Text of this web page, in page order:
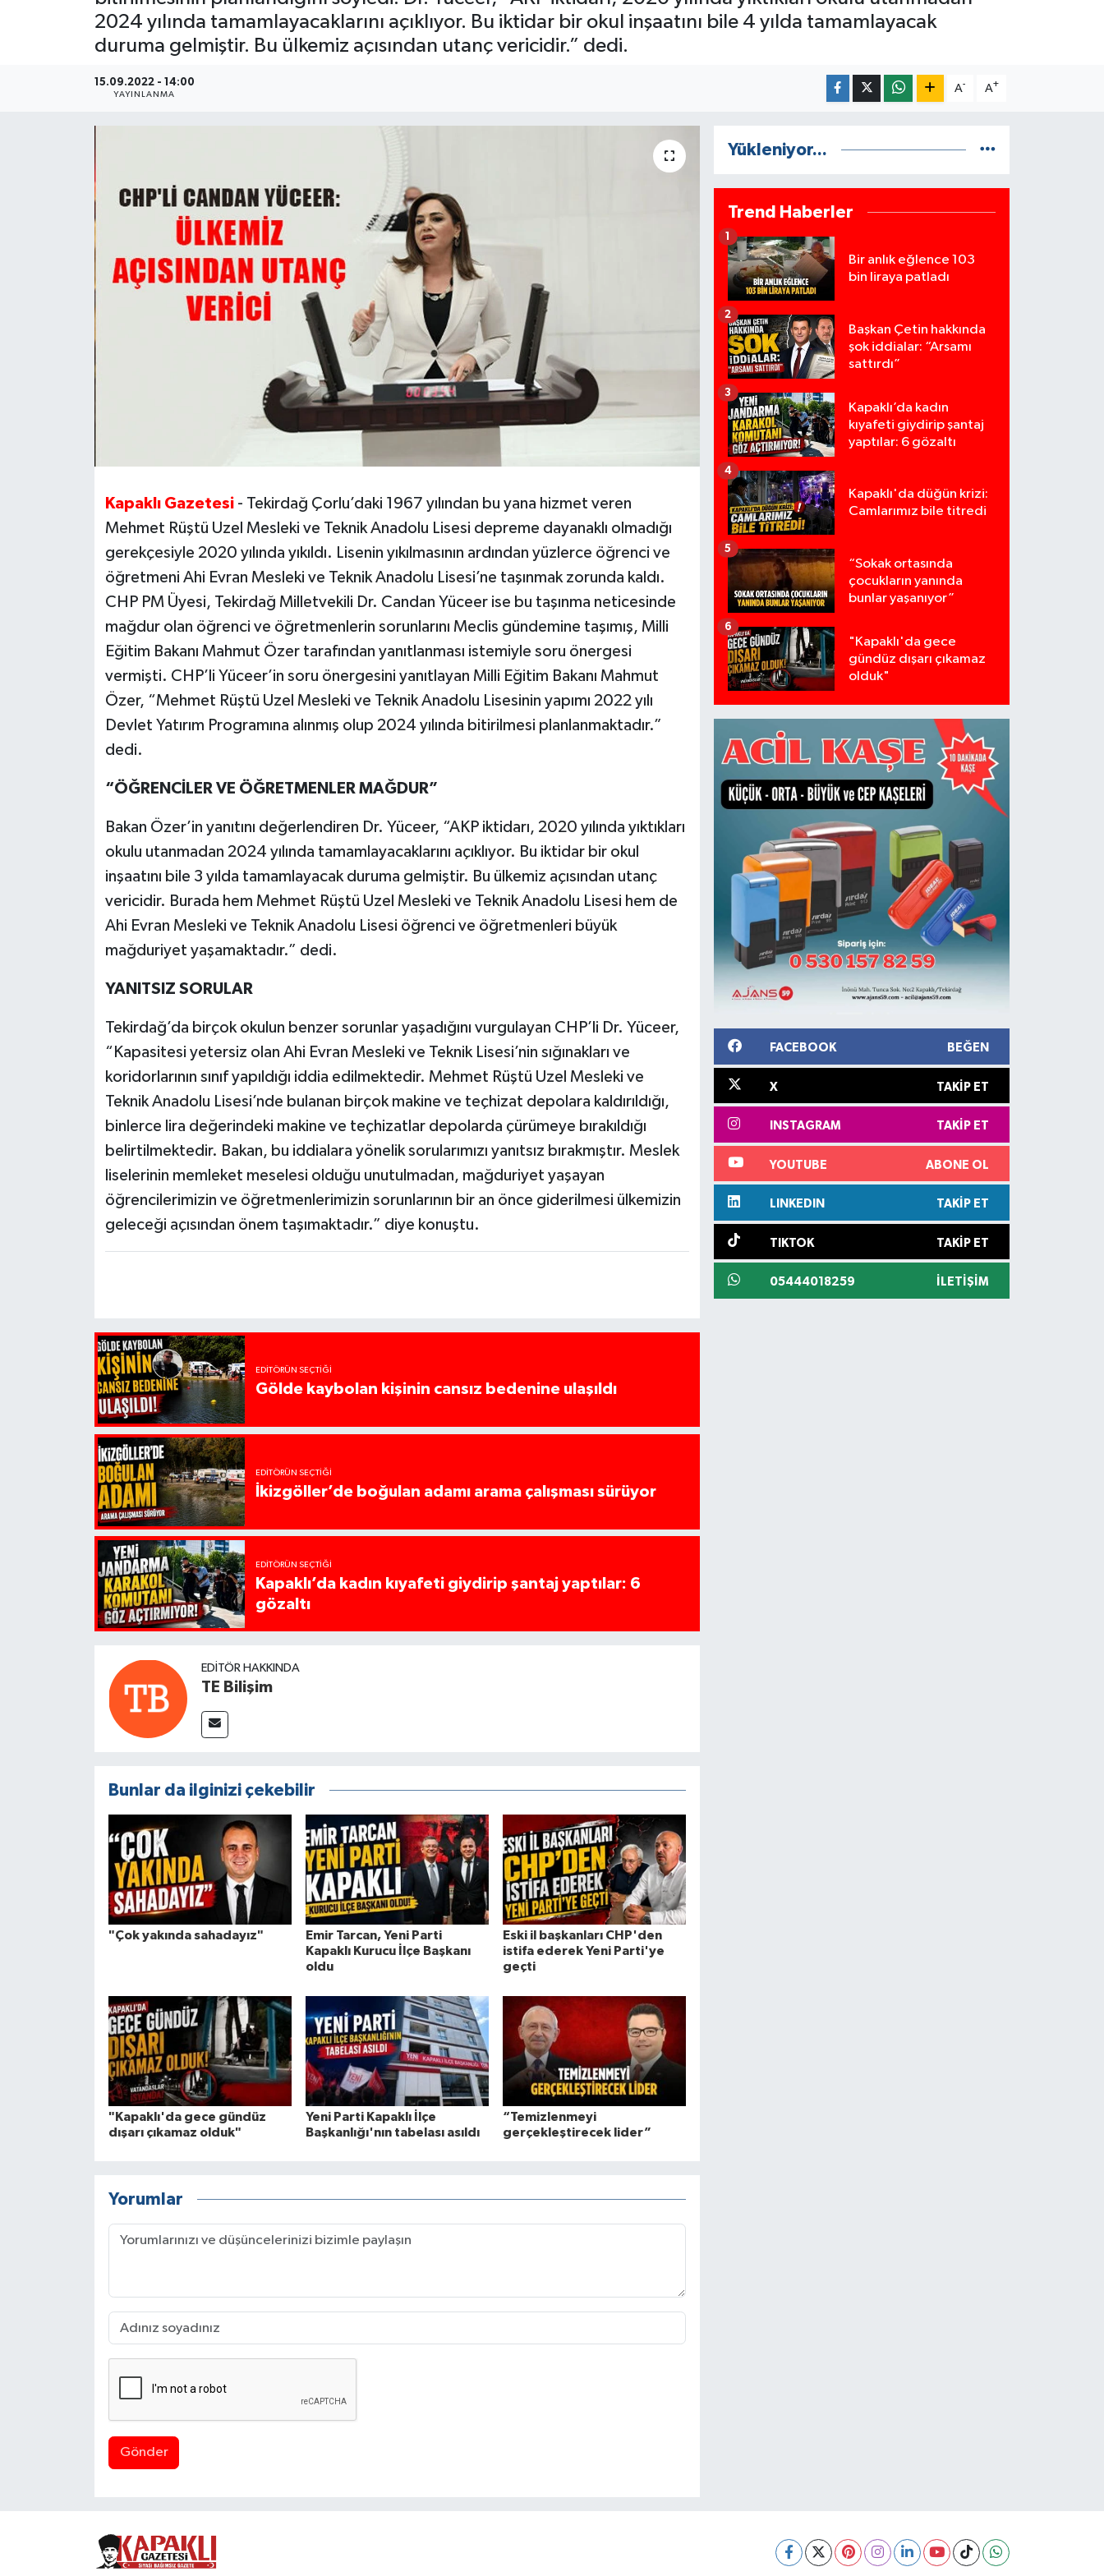
2024 yılında tamamlayacaklarını açıklıyor. Bu iktidar bir okul inşaatını bile 4 yılda tamamlayacak
duruma gelmiştir. Bu ülkemiz açısından utanç vericidir.” dedi.
15.09.2022 - 14:00
YAYINLANMA
A- A+
Kapaklı Gazetesi - Tekirdağ Çorlu’daki 1967 yılından bu yana hizmet veren
Mehmet Rüştü Uzel Mesleki ve Teknik Anadolu Lisesi depreme dayanaklı olmadığı
gerekçesiyle 2020 yılında yıkıldı. Lisenin yıkılmasının ardından yüzlerce öğrenci ve
öğretmeni Ahi Evran Mesleki ve Teknik Anadolu Lisesi’ne taşınmak zorunda kaldı.
CHP PM Üyesi, Tekirdağ Milletvekili Dr. Candan Yüceer ise bu taşınma neticesinde
mağdur olan öğrenci ve öğretmenlerin sorunlarını Meclis gündemine taşımış, Milli
Eğitim Bakanı Mahmut Özer tarafından yanıtlanması istemiyle soru önergesi
vermişti. CHP’li Yüceer’in soru önergesini yanıtlayan Milli Eğitim Bakanı Mahmut
Özer, “Mehmet Rüştü Uzel Mesleki ve Teknik Anadolu Lisesinin yapımı 2022 yılı
Devlet Yatırım Programına alınmış olup 2024 yılında bitirilmesi planlanmaktadır.”
dedi.
“ÖĞRENCİLER VE ÖĞRETMENLER MAĞDUR”
Bakan Özer’in yanıtını değerlendiren Dr. Yüceer, “AKP iktidarı, 2020 yılında yıktıkları
okulu utanmadan 2024 yılında tamamlayacaklarını açıklıyor. Bu iktidar bir okul
inşaatını bile 3 yılda tamamlayacak duruma gelmiştir. Bu ülkemiz açısından utanç
vericidir. Burada hem Mehmet Rüştü Uzel Mesleki ve Teknik Anadolu Lisesi hem de
Ahi Evran Mesleki ve Teknik Anadolu Lisesi öğrenci ve öğretmenleri büyük
mağduriyet yaşamaktadır.” dedi.
YANITSIZ SORULAR
Tekirdağ’da birçok okulun benzer sorunlar yaşadığını vurgulayan CHP’li Dr. Yüceer,
“Kapasitesi yetersiz olan Ahi Evran Mesleki ve Teknik Lisesi’nin sığınakları ve
koridorlarının sınıf yapıldığı iddia edilmektedir. Mehmet Rüştü Uzel Mesleki ve
Teknik Anadolu Lisesi’nde bulanan birçok makine ve teçhizat depolara kaldırıldığı,
binlerce lira değerindeki makine ve teçhizatlar depolarda çürümeye bırakıldığı
belirtilmektedir. Bakan, bu iddialara yönelik sorularımızı yanıtsız bırakmıştır. Meslek
liselerinin memleket meselesi olduğu unutulmadan, mağduriyet yaşayan
öğrencilerimizin ve öğretmenlerimizin sorunlarının bir an önce giderilmesi ülkemizin
geleceği açısından önem taşımaktadır.” diye konuştu.
EDITÖRÜN SEÇTIĞI
Gölde kaybolan kişinin cansız bedenine ulaşıldı
EDITÖRÜN SEÇTIĞI
İkizgöller’de boğulan adamı arama çalışması sürüyor
EDITÖRÜN SEÇTIĞI
Kapaklı’da kadın kıyafeti giydirip şantaj yaptılar: 6
gözaltı
EDITÖR HAKKINDA
TE Bilişim
Bunlar da ilginizi çekebilir
"Çok yakında sahadayız"
Emir Tarcan, Yeni Parti
Kapaklı Kurucu İlçe Başkanı
oldu
Eski il başkanları CHP'den
istifa ederek Yeni Parti'ye
geçti
"Kapaklı'da gece gündüz
dışarı çıkamaz olduk"
Yeni Parti Kapaklı İlçe
Başkanlığı'nın tabelası asıldı
“Temizlenmeyi
gerçekleştirecek lider”
Yorumlar
Gönder
Yükleniyor...
Trend Haberler
Bir anlık eğlence 103
bin liraya patladı
1
Başkan Çetin hakkında
şok iddialar: “Arsamı
sattırdı”
2
Kapaklı’da kadın
kıyafeti giydirip şantaj
yaptılar: 6 gözaltı
3
Kapaklı'da düğün krizi:
Camlarımız bile titredi
4
“Sokak ortasında
çocukların yanında
bunlar yaşanıyor”
5
"Kapaklı'da gece
gündüz dışarı çıkamaz
olduk"
6
FACEBOOK BEĞEN
X TAKIP ET
INSTAGRAM TAKIP ET
YOUTUBE ABONE OL
LINKEDIN TAKIP ET
TIKTOK TAKIP ET
05444018259 İLETIŞIM
Ekonomi